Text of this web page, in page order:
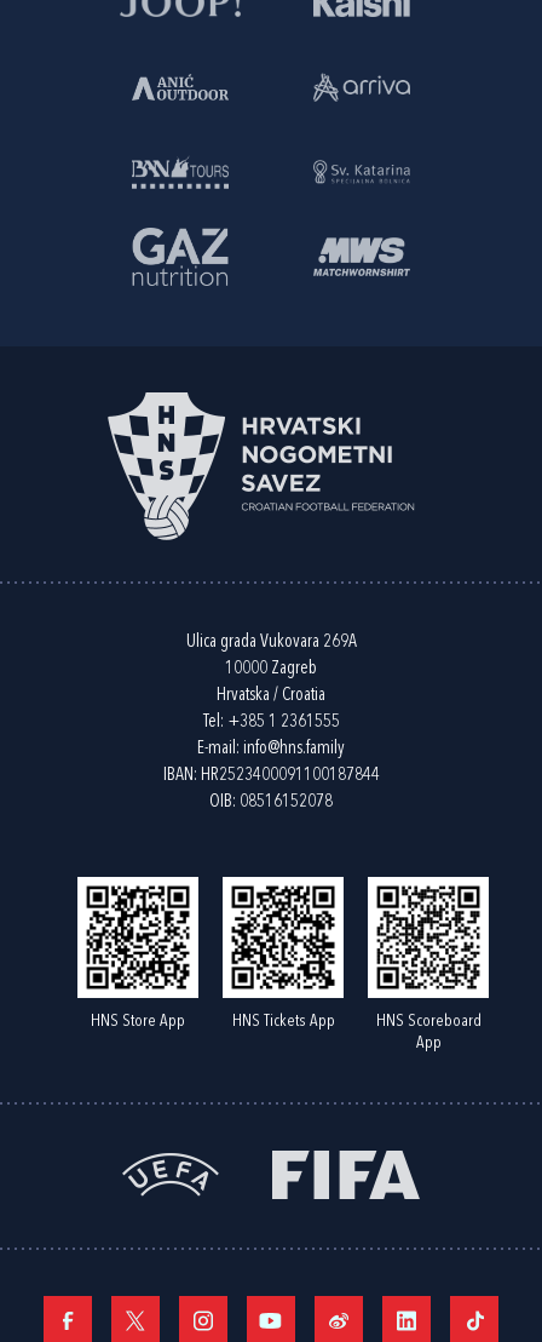
Ulica grada Vukovara 269A
10000 Zagreb
Hrvatska / Croatia
Tel: +385 1 2361555
E-mail: info@hns.family
IBAN: HR2523400091100187844
OIB: 08516152078
HNS Store App HNS Tickets App
HNS Scoreboard
App